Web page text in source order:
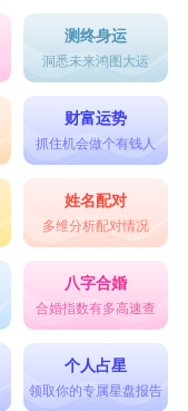
测终身运
洞悉未来鸿图大运
财富运势
抓住机会做个有钱人
姓名配对
多维分析配对情况
八字合婚
合婚指数有多高速查
个人占星
领取你的专属星盘报告